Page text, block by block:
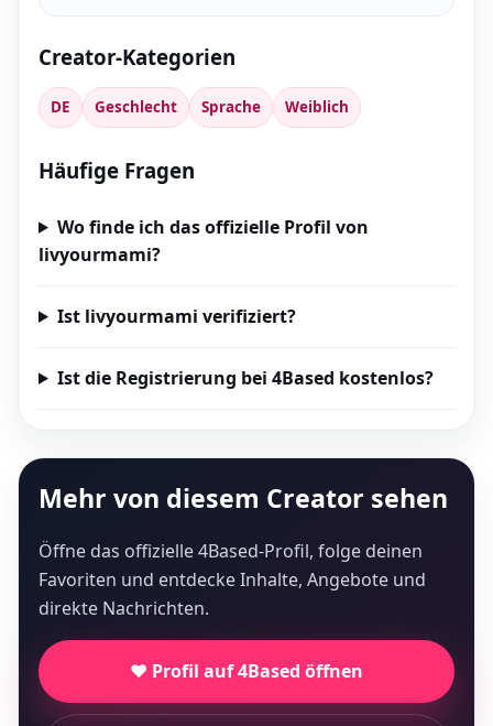
Creator-Kategorien
DE Geschlecht Sprache Weiblich
Häufige Fragen
Wo finde ich das offizielle Profil von
livyourmami?
Ist livyourmami verifiziert?
Ist die Registrierung bei 4Based kostenlos?
Mehr von diesem Creator sehen
Öffne das offizielle 4Based-Profil, folge deinen
Favoriten und entdecke Inhalte, Angebote und
direkte Nachrichten.
❤️ Profil auf 4Based öffnen